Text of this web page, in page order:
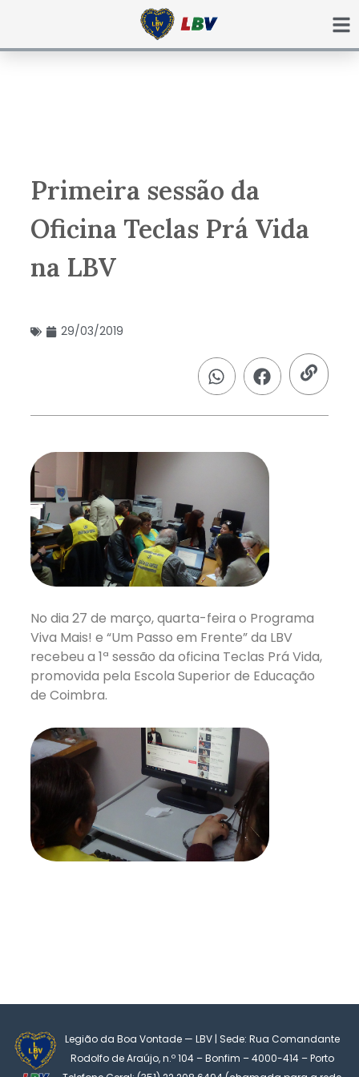
Primeira sessão da
Oficina Teclas Prá Vida
na LBV
29/03/2019
No dia 27 de março, quarta-feira o Programa
Viva Mais! e “Um Passo em Frente” da LBV
recebeu a 1ª sessão da oficina Teclas Prá Vida,
promovida pela Escola Superior de Educação
de Coimbra.
Legião da Boa Vontade — LBV | Sede: Rua Comandante
Rodolfo de Araújo, n.º 104 – Bonfim – 4000-414 – Porto